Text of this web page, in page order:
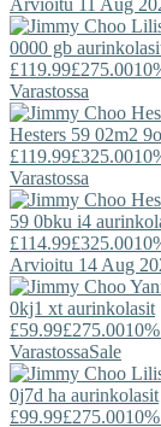
0000 gb
£119.99£275.00
Varastossa
Hesters 59 02m2
£119.99£325.00
Varastossa
59 0bku i4
£114.99£325.00
Arvioitu 14 Aug
0kj1 xt aurinkolasit
£59.99£275.00
VarastossaSale
0j7d ha aurinkolasit
£99.99£275.00